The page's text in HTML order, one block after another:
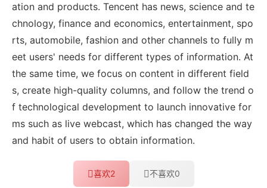
ation and products. Tencent has news, science and te
chnology, finance and economics, entertainment, spo
rts, automobile, fashion and other channels to fully m
eet users' needs for different types of information. At
the same time, we focus on content in different field
s, create high-quality columns, and follow the trend o
f technological development to launch innovative for
ms such as live webcast, which has changed the way
and habit of users to obtain information.
喜欢2 不喜欢0